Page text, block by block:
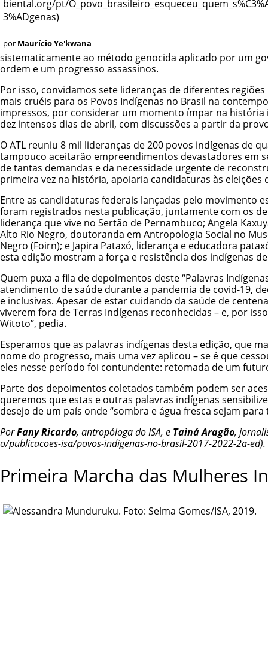
por Maurício Ye'kwana
sistematicamente ao método genocida aplicado por um
ordem e um progresso assassinos.
Por isso, convidamos sete lideranças de diferentes
mais cruéis para os Povos Indígenas no Brasil na
impressos, por considerar um momento ímpar na
dez intensos dias de abril, com discussões a partir da
O ATL reuniu 8 mil lideranças de 200 povos indígenas de
tampouco aceitarão empreendimentos devastadores em
de tantas demandas e da necessidade urgente de
primeira vez na história, apoiaria candidaturas às eleições
Entre as candidaturas federais lançadas pelo movimento
foram registrados nesta publicação, juntamente com os
liderança que vive no Sertão de Pernambuco; Angela
Alto Rio Negro, doutoranda em Antropologia Social no
Negro (Foirn); e Japira Pataxó, liderança e educadora
esta edição mostram a força e resistência dos indígenas
Quem puxa a fila de depoimentos deste “Palavras
atendimento de saúde durante a pandemia de covid-19,
e inclusivas. Apesar de estar cuidando da saúde de
viverem fora de Terras Indígenas reconhecidas – e, por
Witoto”, pedia.
Esperamos que as palavras indígenas desta edição, que
nome do progresso, mais uma vez aplicou – se é que
eles nesse período foi contundente: retomada de um
Parte dos depoimentos coletados também podem ser
queremos que estas e outras palavras indígenas
desejo de um país onde “sombra e água fresca sejam
PorFany Ricardo, antropóloga do ISA, e Tainá Aragão,
.
Primeira Marcha das Mulheres